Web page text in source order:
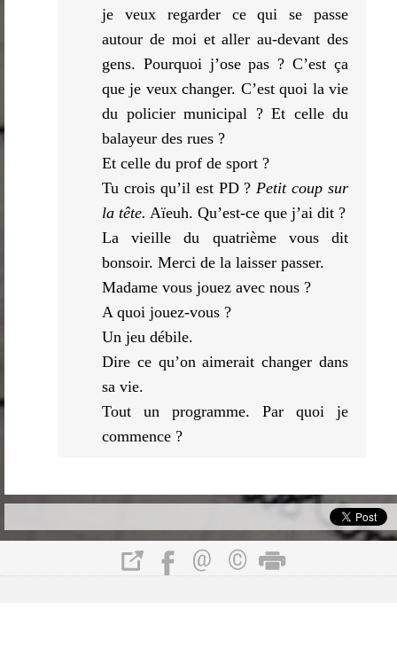
je veux regarder ce qui se passe
autour de moi et aller au-devant des
gens. Pourquoi j’ose pas ? C’est ça
que je veux changer. C’est quoi la vie
du policier municipal ? Et celle du
balayeur des rues ?
Et celle du prof de sport ?
Tu crois qu’il est PD ?Petit coup sur
la tête. Aïeuh. Qu’est-ce que j’ai dit ?
La vieille du quatrième vous dit
bonsoir. Merci de la laisser passer.
Madame vous jouez avec nous ?
A quoi jouez-vous ?
Un jeu débile.
Dire ce qu’on aimerait changer dans
sa vie.
Tout un programme. Par quoi je
commence ?